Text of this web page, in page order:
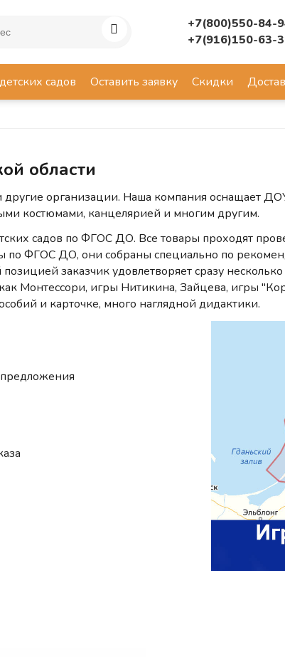
+7(800)550-84-
+7(916)150-63-
садов Оставить заявку Скидки
области
организации. Наша компания оснащает
костюмами, канцелярией и многим другим.
садов по ФГОС ДО. Все товары проходят
по ФГОС ДО, они собраны специально по
заказчик удовлетворяет сразу
Монтессори, игры Нитикина, Зайцева, игры
и карточке, много наглядной дидактики.